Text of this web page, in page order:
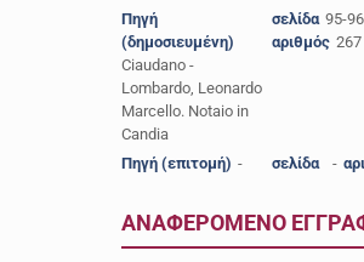
Πηγή
(δημοσιευμένη)
Ciaudano -
Lombardo, Leonardo
Marcello. Notaio in
Candia
σελίδα 95-96
αριθμός 267
Πηγή (επιτομή) - σελίδα -
ΑΝΑΦΕΡΟΜΕΝΟ